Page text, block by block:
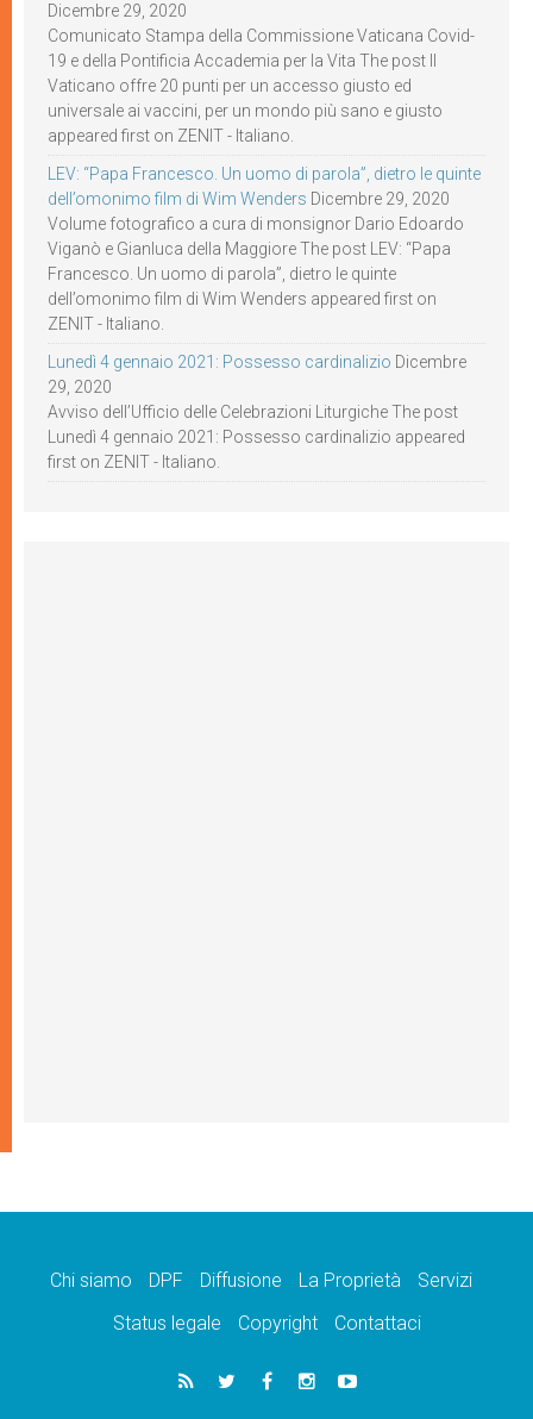
Dicembre 29, 2020
Comunicato Stampa della Commissione Vaticana Covid-
19 e della Pontificia Accademia per la Vita The post Il
Vaticano offre 20 punti per un accesso giusto ed
universale ai vaccini, per un mondo più sano e giusto
appeared first on ZENIT - Italiano.
LEV: “Papa Francesco. Un uomo di parola”, dietro le quinte
dell’omonimo film di Wim Wenders Dicembre 29, 2020
Volume fotografico a cura di monsignor Dario Edoardo
Viganò e Gianluca della Maggiore The post LEV: “Papa
Francesco. Un uomo di parola”, dietro le quinte
dell’omonimo film di Wim Wenders appeared first on
ZENIT - Italiano.
Lunedì 4 gennaio 2021: Possesso cardinalizio Dicembre
29, 2020
Avviso dell’Ufficio delle Celebrazioni Liturgiche The post
Lunedì 4 gennaio 2021: Possesso cardinalizio appeared
first on ZENIT - Italiano.
Chi siamo DPF Diffusione La Proprietà
Servizi
Status legale
Copyright Contattaci